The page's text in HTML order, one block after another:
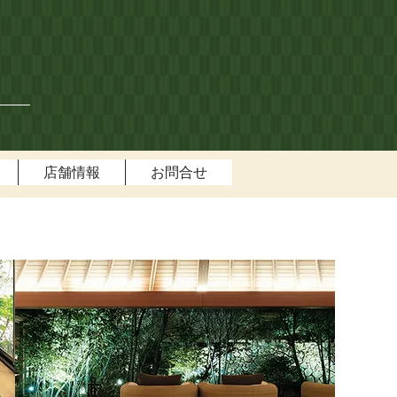
店舗情報 お問合せ